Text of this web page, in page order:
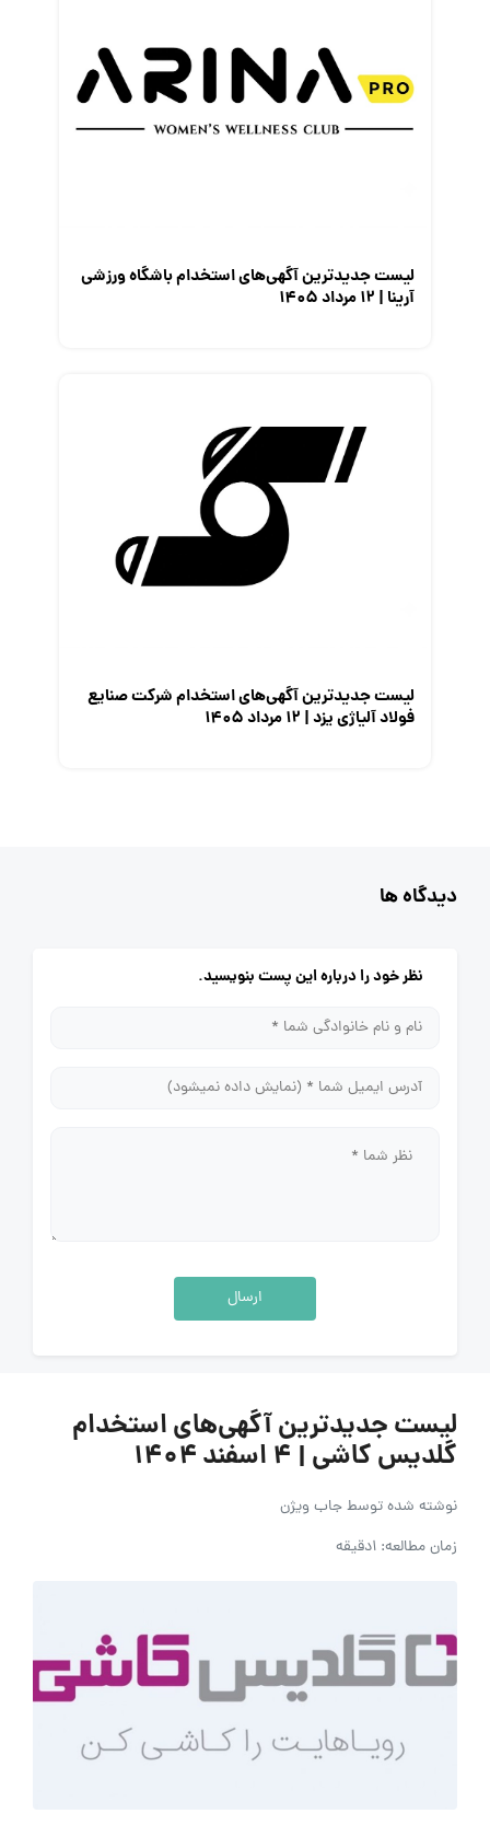
لیست جدیدترین آگهی‌های استخدام باشگاه ورزشی
آرینا | ۱۲ مرداد ۱۴۰۵
لیست جدیدترین آگهی‌های استخدام شرکت صنایع
فولاد آلیاژی یزد | ۱۲ مرداد ۱۴۰۵
دیدگاه ها
نظر خود را درباره این پست بنویسید.
ارسال
لیست جدیدترین آگهی‌های استخدام
گلدیس کاشی | 4 اسفند ۱۴۰۴
نوشته شده توسطجاب ویژن
زمان مطالعه: 1دقیقه